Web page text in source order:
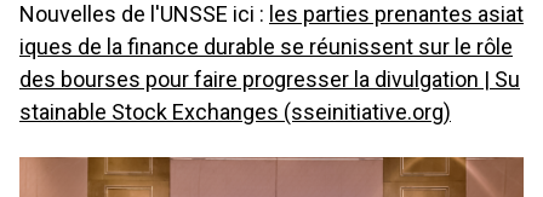
Nouvelles de l'UNSSE ici : les parties prenantes asiat
iques de la finance durable se réunissent sur le rôle
des bourses pour faire progresser la divulgation | Su
stainable Stock Exchanges (sseinitiative.org)